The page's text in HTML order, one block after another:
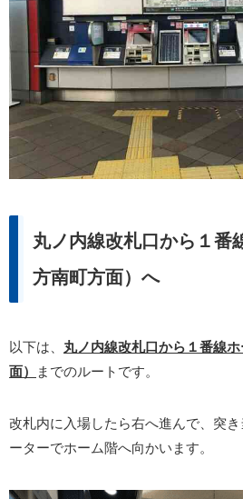
丸ノ内線改札口から１番
方南町方面）へ
以下は、 丸ノ内線改札口から１番線
面）
までのルートです。
改札内に入場したら右へ進んで、突
ーターでホーム階へ向かいます。